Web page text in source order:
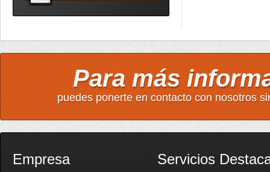
Para más
puedes ponerte en contacto con nosotros
Empresa Servicios